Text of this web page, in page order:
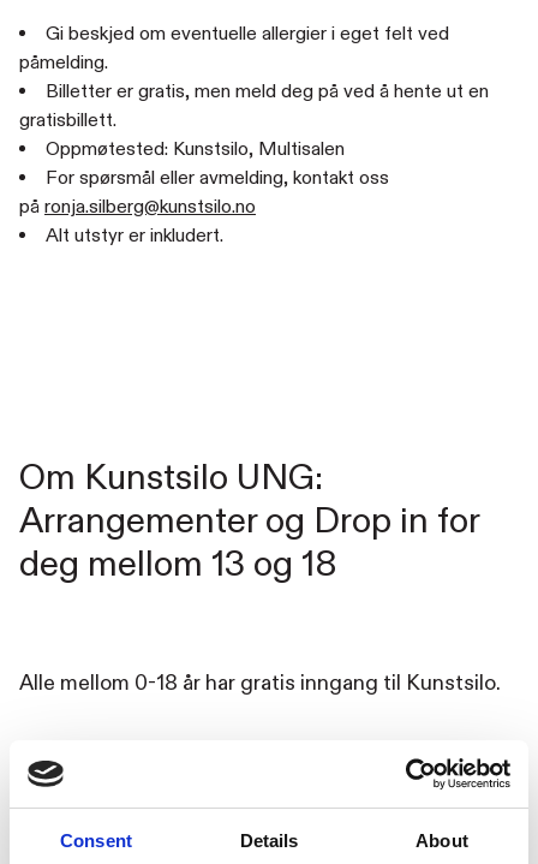
Consent Details About
Gi beskjed om eventuelle allergier i eget felt ved
påmelding.
Billetter er gratis, men meld deg på ved å hente ut en
gratisbillett.
Oppmøtested: Kunstsilo, Multisalen
For spørsmål eller avmelding, kontakt oss
på ronja.silberg@kunstsilo.no
Alt utstyr er inkludert.
Om Kunstsilo UNG:
Arrangementer og Drop in for
deg mellom 13 og 18
Alle mellom 0-18 år har gratis inngang til Kunstsilo.
Hver torsdag og fredag fra kl. 17.00-20.30 er
med venner, slappe av, lage noe, gjøre lekser – det